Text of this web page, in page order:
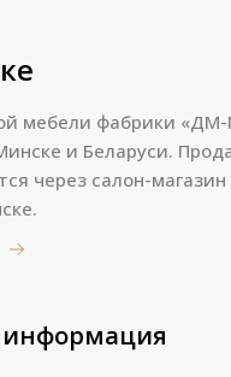
мебели фабрики
и Беларуси.
через салон-
информация